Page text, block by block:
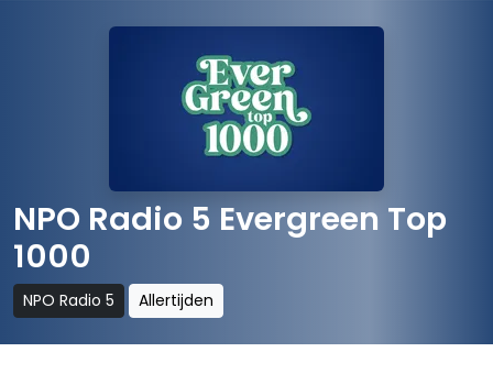
NPO Radio 5 Evergreen Top
1000
NPO Radio 5 Allertijden